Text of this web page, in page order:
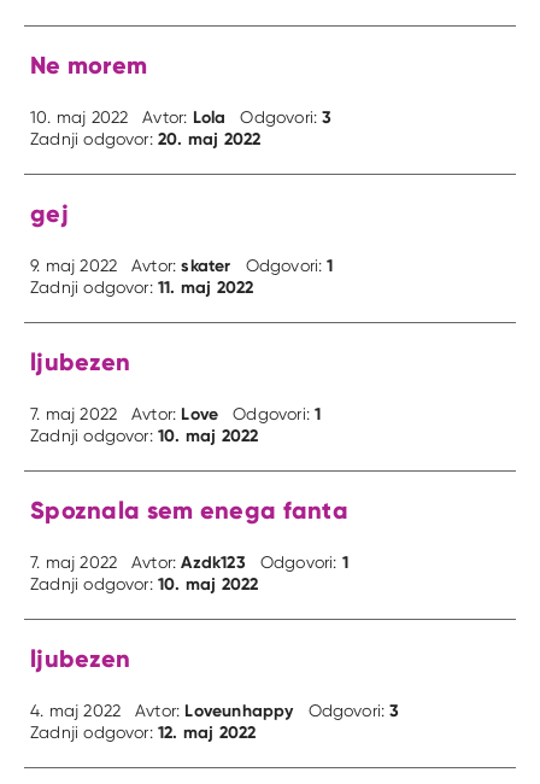
Ne morem
10. maj 2022 Avtor: Lola Odgovori:3
Zadnji odgovor:20. maj 2022
gej
9. maj 2022 Avtor:skater Odgovori:1
Zadnji odgovor:11. maj 2022
ljubezen
7. maj 2022 Avtor: Love Odgovori:1
Zadnji odgovor:10. maj 2022
Spoznala sem enega fanta
7. maj 2022 Avtor:Azdk123 Odgovori: 1
Zadnji odgovor:10. maj 2022
ljubezen
4. maj 2022 Avtor: Loveunhappy Odgovori:3
Zadnji odgovor:12. maj 2022